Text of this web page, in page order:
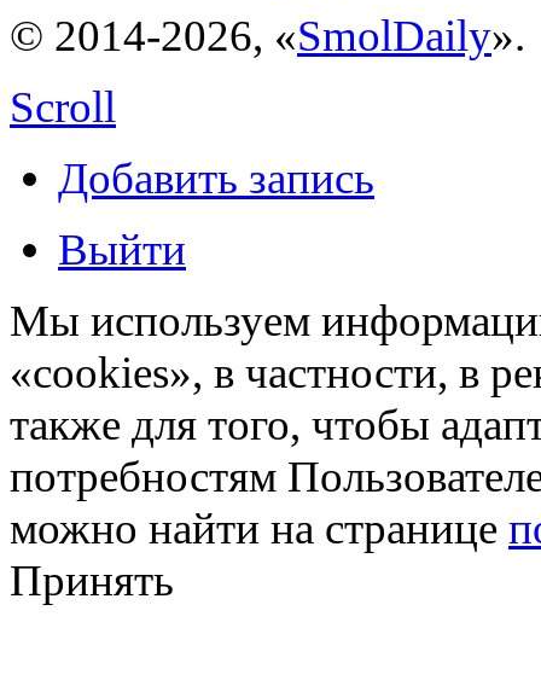
© 2014-2026, «SmolDaily».
Scroll
Добавить запись
Выйти
Мы используем
«cookies», в частности, в
также для того, чтобы
потребностям
можно найти на странице
Принять